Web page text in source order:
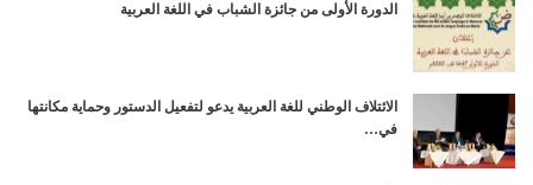
الدورة الأولى من جائزة الشباب في اللغة العربية
الائتلاف الوطني للغة العربية يدعو لتفعيل الدستور وحماية مكانتها
في…